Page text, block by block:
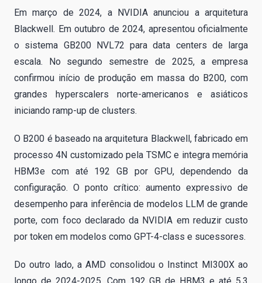
Em março de 2024, a NVIDIA anunciou a arquitetura
Blackwell. Em outubro de 2024, apresentou oficialmente
o sistema GB200 NVL72 para data centers de larga
escala. No segundo semestre de 2025, a empresa
confirmou início de produção em massa do B200, com
grandes hyperscalers norte-americanos e asiáticos
iniciando ramp-up de clusters.
O B200 é baseado na arquitetura Blackwell, fabricado em
processo 4N customizado pela TSMC e integra memória
HBM3e com até 192 GB por GPU, dependendo da
configuração. O ponto crítico: aumento expressivo de
desempenho para inferência de modelos LLM de grande
porte, com foco declarado da NVIDIA em reduzir custo
por token em modelos como GPT-4-class e sucessores.
Do outro lado, a AMD consolidou o Instinct MI300X ao